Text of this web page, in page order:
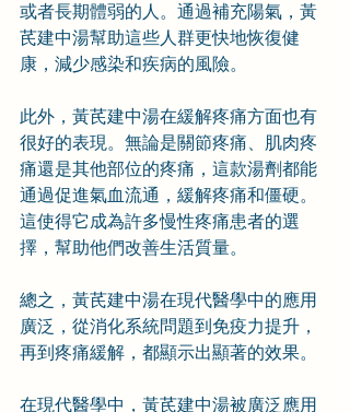
或者長期體弱的人。通過補充陽氣，黃
芪建中湯幫助這些人群更快地恢復健
康，減少感染和疾病的風險。
此外，黃芪建中湯在緩解疼痛方面也有
很好的表現。無論是關節疼痛、肌肉疼
痛還是其他部位的疼痛，這款湯劑都能
通過促進氣血流通，緩解疼痛和僵硬。
這使得它成為許多慢性疼痛患者的選
擇，幫助他們改善生活質量。
總之，黃芪建中湯在現代醫學中的應用
廣泛，從消化系統問題到免疫力提升，
再到疼痛緩解，都顯示出顯著的效果。
在現代醫學中，黃芪建中湯被廣泛應用